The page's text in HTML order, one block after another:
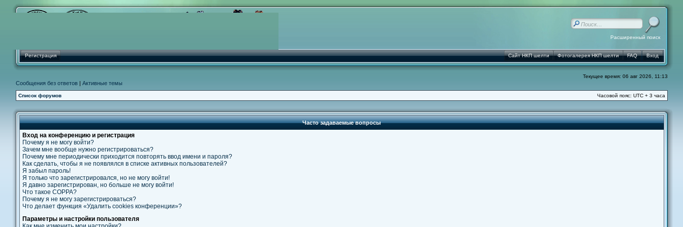
Расширенный поиск
Регистрация Вход
FAQ
Фотогалерея НКП шелти
Сайт НКП шелти
Текущее время: 06 авг 2026, 11:13
Сообщения без ответов| Активные темы
Список форумов Часовой пояс: UTC + 3 часа
Часто задаваемые вопросы
Вход на конференцию и регистрация
Почему я не могу войти?
Зачем мне вообще нужно регистрироваться?
Почему мне периодически приходится повторять ввод имени и пароля?
Как сделать, чтобы я не появлялся в списке активных пользователей?
Я забыл пароль!
Я только что зарегистрировался, но не могу войти!
Я давно зарегистрирован, но больше не могу войти!
Что такое COPPA?
Почему я не могу зарегистрироваться?
Что делает функция «Удалить cookies конференции»?
Параметры и настройки пользователя